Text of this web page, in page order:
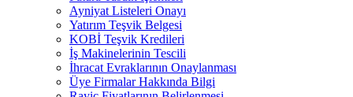
Ayniyat Listeleri Onayı
Yatırım Teşvik Belgesi
KOBİ Teşvik Kredileri
İş Makinelerinin Tescili
İhracat Evraklarının Onaylanması
Üye Firmalar Hakkında Bilgi